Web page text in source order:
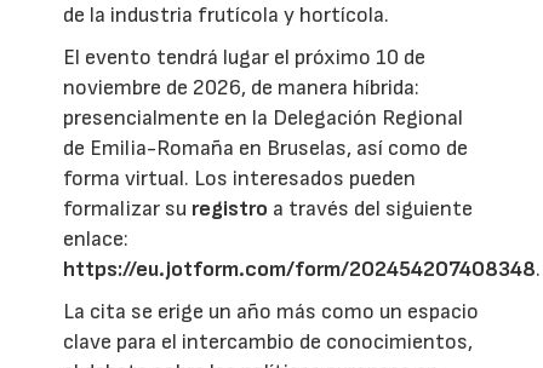
de la industria frutícola y hortícola.
El evento tendrá lugar el próximo 10 de
noviembre de 2026, de manera híbrida:
presencialmente en la Delegación Regional
de Emilia-Romaña en Bruselas, así como de
forma virtual. Los interesados pueden
formalizar su registro a través del siguiente
enlace:
https://eu.jotform.com/form/202454207408348.
La cita se erige un año más como un espacio
clave para el intercambio de conocimientos,